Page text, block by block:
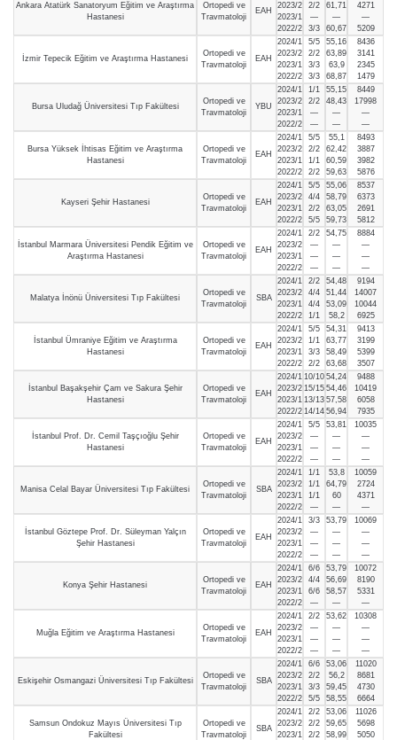
Ankara Atatürk Sanatoryum Eğitim ve Araştırma
Hastanesi
Ortopedi ve
Travmatoloji
EAH
2023/2
2023/1
2022/2
2/2
—
3/3
61,71
—
60,67
4271
—
5209
İzmir Tepecik Eğitim ve Araştırma Hastanesi
Ortopedi ve
Travmatoloji
EAH
2024/1
2023/2
2023/1
2022/2
5/5
2/2
3/3
3/3
55,16
63,89
63,9
68,87
8436
3141
2345
1479
Bursa Uludağ Üniversitesi Tıp Fakültesi
Ortopedi ve
Travmatoloji
YBU
2024/1
2023/2
2023/1
2022/2
1/1
2/2
—
—
55,15
48,43
—
—
8449
17998
—
—
Bursa Yüksek İhtisas Eğitim ve Araştırma
Hastanesi
Ortopedi ve
Travmatoloji
EAH
2024/1
2023/2
2023/1
2022/2
5/5
2/2
1/1
2/2
55,1
62,42
60,59
59,63
8493
3887
3982
5876
Kayseri Şehir Hastanesi
Ortopedi ve
Travmatoloji
EAH
2024/1
2023/2
2023/1
2022/2
5/5
4/4
2/2
5/5
55,06
58,79
63,05
59,73
8537
6373
2691
5812
İstanbul Marmara Üniversitesi Pendik Eğitim ve
Araştırma Hastanesi
Ortopedi ve
Travmatoloji
EAH
2024/1
2023/2
2023/1
2022/2
2/2
—
—
—
54,75
—
—
—
8884
—
—
—
Malatya İnönü Üniversitesi Tıp Fakültesi
Ortopedi ve
Travmatoloji
SBA
2024/1
2023/2
2023/1
2022/2
2/2
4/4
4/4
1/1
54,48
51,44
53,09
58,2
9194
14007
10044
6925
İstanbul Ümraniye Eğitim ve Araştırma
Hastanesi
Ortopedi ve
Travmatoloji
EAH
2024/1
2023/2
2023/1
2022/2
5/5
1/1
3/3
2/2
54,31
63,77
58,49
63,68
9413
3199
5399
3507
İstanbul Başakşehir Çam ve Sakura Şehir
Hastanesi
Ortopedi ve
Travmatoloji
EAH
2024/1
2023/2
2023/1
2022/2
10/10
15/15
13/13
14/14
54,24
54,46
57,58
56,94
9488
10419
6058
7935
İstanbul Prof. Dr. Cemil Taşçıoğlu Şehir
Hastanesi
Ortopedi ve
Travmatoloji
EAH
2024/1
2023/2
2023/1
2022/2
5/5
—
—
—
53,81
—
—
—
10035
—
—
—
Manisa Celal Bayar Üniversitesi Tıp Fakültesi
Ortopedi ve
Travmatoloji
SBA
2024/1
2023/2
2023/1
2022/2
1/1
1/1
1/1
—
53,8
64,79
60
—
10059
2724
4371
—
İstanbul Göztepe Prof. Dr. Süleyman Yalçın
Şehir Hastanesi
Ortopedi ve
Travmatoloji
EAH
2024/1
2023/2
2023/1
2022/2
3/3
—
—
—
53,79
—
—
—
10069
—
—
—
Konya Şehir Hastanesi
Ortopedi ve
Travmatoloji
EAH
2024/1
2023/2
2023/1
2022/2
6/6
4/4
6/6
—
53,79
56,69
58,57
—
10072
8190
5331
—
Muğla Eğitim ve Araştırma Hastanesi
Ortopedi ve
Travmatoloji
EAH
2024/1
2023/2
2023/1
2022/2
2/2
—
—
—
53,62
—
—
—
10308
—
—
—
Eskişehir Osmangazi Üniversitesi Tıp Fakültesi
Ortopedi ve
Travmatoloji
SBA
2024/1
2023/2
2023/1
2022/2
6/6
2/2
3/3
5/5
53,06
56,2
59,45
58,55
11020
8681
4730
6664
Samsun Ondokuz Mayıs Üniversitesi Tıp
Fakültesi
Ortopedi ve
Travmatoloji
SBA
2024/1
2023/2
2023/1
2/2
2/2
2/2
53,06
59,65
58,99
11026
5698
5050